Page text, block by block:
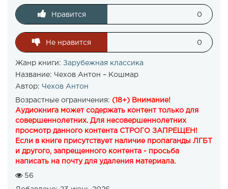
Нравится 0
Не нравится 0
Жанр книги: Зарубежная классика
Название: Чехов Антон – Кошмар
Автор: Чехов Антон
Возрастные ограничения: (18+) Внимание!
Аудиокнига может содержать контент только для
совершеннолетних. Для несовершеннолетних
просмотр данного контента СТРОГО ЗАПРЕЩЕН!
Если в книге присутствует наличие пропаганды ЛГБТ
и другого, запрещенного контента - просьба
написать на почту для удаления материала.
56